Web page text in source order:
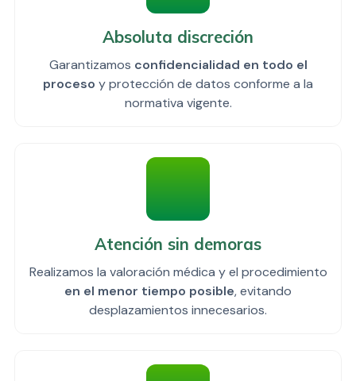
Absoluta discreción
Garantizamos confidencialidad en todo el
proceso y protección de datos conforme a la
normativa vigente.
Atención sin demoras
Realizamos la valoración médica y el procedimiento
en el menor tiempo posible, evitando
desplazamientos innecesarios.